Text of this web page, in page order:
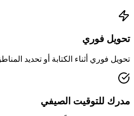
تحويل فوري
تحويل فوري أثناء الكتابة أو تحديد
مدرك للتوقيت الصيفي